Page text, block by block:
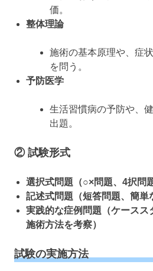
価。
整体理論
施術の基本原理や、症
を問う。
予防医学
生活習慣病の予防や、
出題。
② 試験形式
選択式問題（○×問題、4択問
記述式問題（短答問題、簡単
実践的な症例問題（ケースス
施術方法を考察）
試験の実施方法